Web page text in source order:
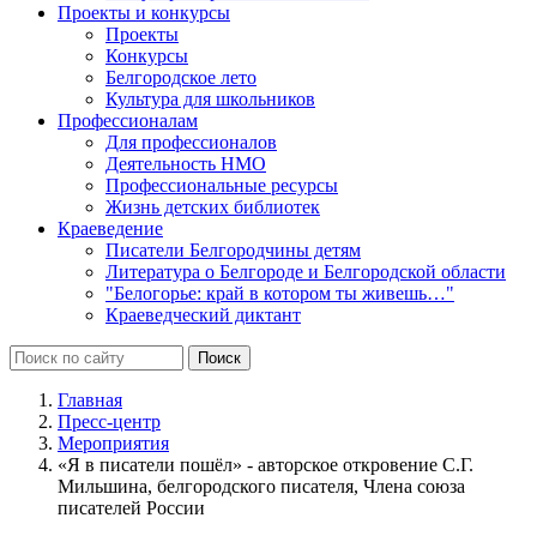
Проекты и конкурсы
Проекты
Конкурсы
Белгородское лето
Культура для школьников
Профессионалам
Для профессионалов
Деятельность НМО
Профессиональные ресурсы
Жизнь детских библиотек
Краеведение
Писатели Белгородчины детям
Литература о Белгороде и Белгородской области
"Белогорье: край в котором ты живешь…"
Краеведческий диктант
Главная
Пресс-центр
Мероприятия
«Я в писатели пошёл» - авторское откровение С.Г.
Мильшина, белгородского писателя, Члена союза
писателей России